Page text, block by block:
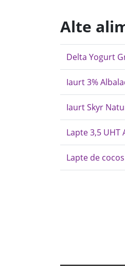
Alte
Delta Yogurt
Iaurt 3%
Iaurt Skyr
Lapte 3,5 UHT
Lapte de